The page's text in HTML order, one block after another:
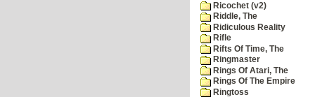
Ricochet (v2)
Riddle, The
Ridiculous Reality
Rifle
Rifts Of Time, The
Ringmaster
Rings Of Atari, The
Rings Of The Empire
Ringtoss